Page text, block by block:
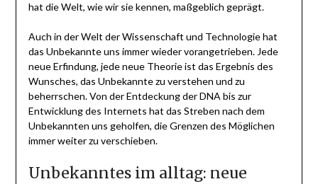
hat die Welt, wie wir sie kennen, maßgeblich geprägt.
Auch in der Welt der Wissenschaft und Technologie hat
das Unbekannte uns immer wieder vorangetrieben. Jede
neue Erfindung, jede neue Theorie ist das Ergebnis des
Wunsches, das Unbekannte zu verstehen und zu
beherrschen. Von der Entdeckung der DNA bis zur
Entwicklung des Internets hat das Streben nach dem
Unbekannten uns geholfen, die Grenzen des Möglichen
immer weiter zu verschieben.
Unbekanntes im alltag: neue